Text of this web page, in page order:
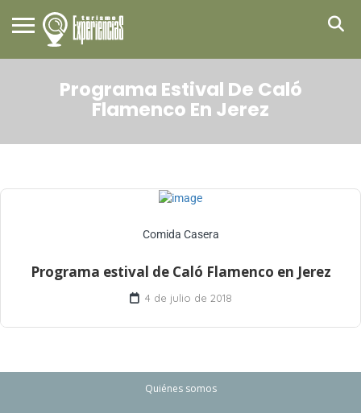
Programa Estival De Caló
Flamenco En Jerez
Comida Casera
Programa estival de Caló Flamenco en Jerez
4 de julio de 2018
Quiénes somos